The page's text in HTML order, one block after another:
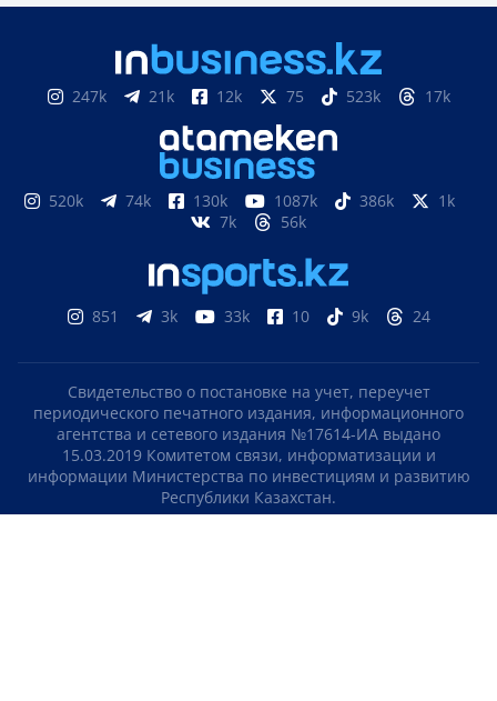
247k 21k 12k 75 523k 17k
520k 74k 130k 1087k 386k
1k
7k
56k
851 3k 33k 10 9k 24
Свидетельство о постановке на учет, переучет
периодического печатного издания, информационного
агентства и сетевого издания №17614-ИА выдано
15.03.2019 Комитетом связи, информатизации и
информации Министерства по инвестициям и развитию
Республики Казахстан.